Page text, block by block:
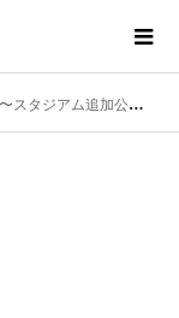
タジアム追加公演！